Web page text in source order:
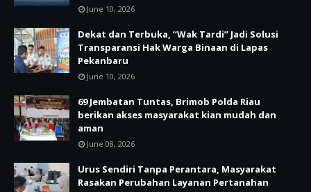
June 10, 2026
Dekat dan Terbuka, “Wak Tardi” Jadi Solusi
Transparansi Hak Warga Binaan di Lapas
Pekanbaru
June 10, 2026
69 Jembatan Tuntas, Brimob Polda Riau
berikan akses masyarakat kian mudah dan
aman
June 08, 2026
Urus Sendiri Tanpa Perantara, Masyarakat
Rasakan Perubahan Layanan Pertanahan